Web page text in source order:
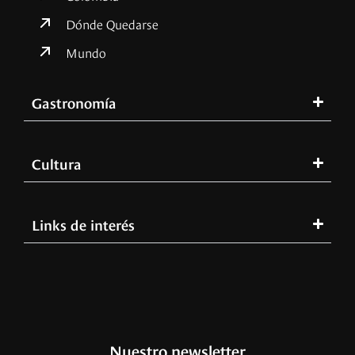
Dónde Quedarse
Mundo
Gastronomía
Cultura
Links de interés
Nuestro newsletter